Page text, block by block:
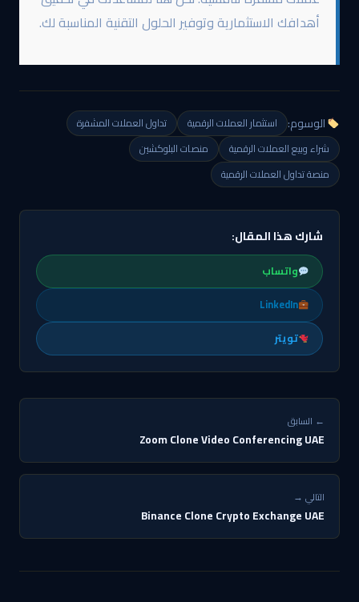
أهدافك الاستثمارية وتوفير الحلول التقنية المناسبة لك.
الوسوم: استثمار العملات الرقمية
تداول العملات المشفرة
شراء وبيع العملات الرقمية
منصات البلوكشين
منصة تداول العملات الرقمية
شارك هذا المقال:
واتساب
LinkedIn
تويتر
← السابق
Zoom Clone Video Conferencing UAE
التالي →
Binance Clone Crypto Exchange UAE